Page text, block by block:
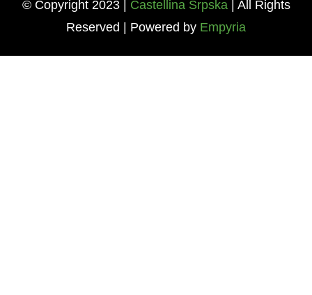
© Copyright 2023 Castellina Srpska
| All Rights
Reserved | Powered by Empyria